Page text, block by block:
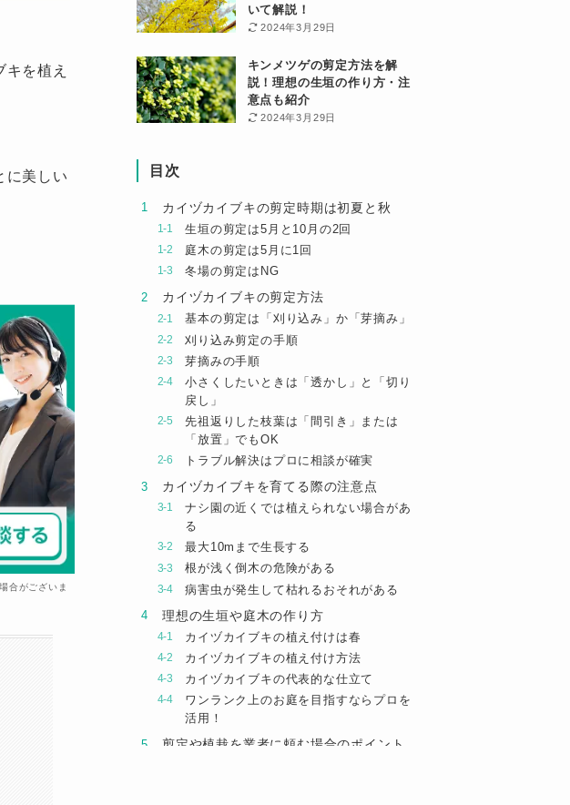
を植え
に美しい
合がございま
いて解説！
2024年3月29日
キンメツゲの剪定方法を解
説！理想の生垣の作り方・注
意点も紹介
2024年3月29日
目次
カイヅカイブキの剪定時期は初夏と秋
生垣の剪定は5月と10月の2回
庭木の剪定は5月に1回
冬場の剪定はNG
カイヅカイブキの剪定方法
基本の剪定は「刈り込み」か「芽摘み」
刈り込み剪定の手順
芽摘みの手順
小さくしたいときは「透かし」と「切り
戻し」
先祖返りした枝葉は「間引き」または
「放置」でもOK
トラブル解決はプロに相談が確実
カイヅカイブキを育てる際の注意点
ナシ園の近くでは植えられない場合があ
る
最大10mまで生長する
根が浅く倒木の危険がある
病害虫が発生して枯れるおそれがある
理想の生垣や庭木の作り方
カイヅカイブキの植え付けは春
カイヅカイブキの植え付け方法
カイヅカイブキの代表的な仕立て
ワンランク上のお庭を目指すならプロを
活用！
剪定や植栽を業者に頼む場合のポイント